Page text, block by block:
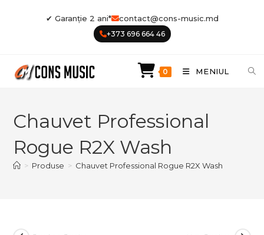
✔ Garanție 2 ani* contact@cons-music.md
+373 696 664 46
0 MENIUL
Chauvet Professional
Rogue R2X Wash
> Produse > Chauvet Professional Rogue R2X Wash